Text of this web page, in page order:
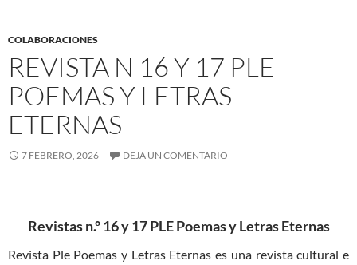
COLABORACIONES
REVISTA N 16 Y 17 PLE
POEMAS Y LETRAS
ETERNAS
7 FEBRERO, 2026 DEJA UN COMENTARIO
Revistas n.º 16 y 17 PLE Poemas y Letras Eternas
Revista Ple Poemas y Letras Eternas es una revista cultural e